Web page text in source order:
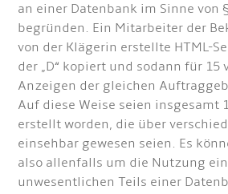
an einer Datenbank im Sinne von
begründen. Ein Mitarbeiter der
von der Klägerin erstellte HTML-
der „D“ kopiert und sodann für 15
Anzeigen der gleichen
Auf diese Weise seien insgesamt
erstellt worden, die über
einsehbar gewesen seien. Es
also allenfalls um die Nutzung
unwesentlichen Teils einer